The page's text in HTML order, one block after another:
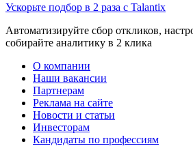
Ускорьте подбор в 2 раза с Talantix
Автоматизируйте сбор откликов,
собирайте аналитику в 2 клика
О компании
Наши вакансии
Партнерам
Реклама на сайте
Новости и статьи
Инвесторам
Кандидаты по профессиям